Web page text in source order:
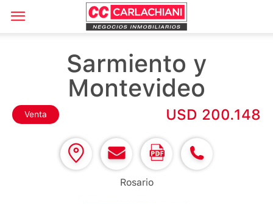
Sarmiento y
Montevideo
Venta USD 200.148
Rosario